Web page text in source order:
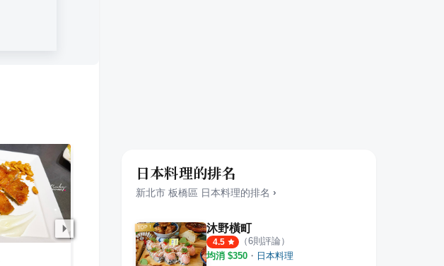
板橋新埔食堂 銘記豬腳
日本料理的排名
新北市 板橋區 日本料理的排名 ›
沐野橫町
4.5 （6則評論）
均消 $350 ・ 日本料理